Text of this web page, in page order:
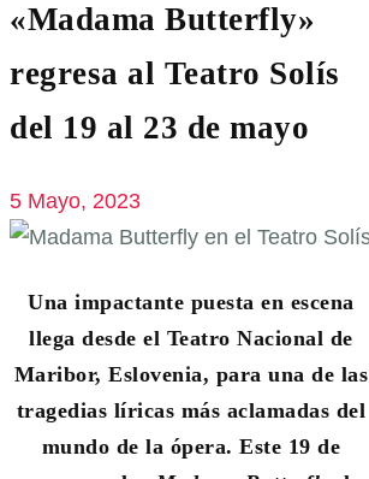
«Madama Butterfly»
regresa al Teatro Solís
del 19 al 23 de mayo
5 Mayo, 2023
Una impactante puesta en escena
llega desde el Teatro Nacional de
Maribor, Eslovenia, para una de las
tragedias líricas más aclamadas del
mundo de la ópera. Este 19 de